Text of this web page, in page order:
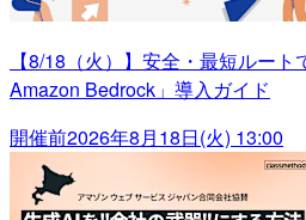
【8/18（火）】安全・最短ルー
Amazon Bedrock」導入ガイド
開催前2026年8月18日(火) 13:00